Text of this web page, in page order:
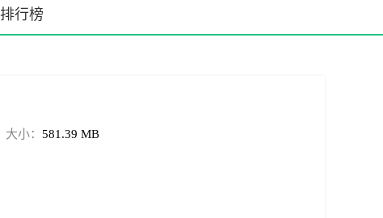
排行榜
大小： 581.39 MB